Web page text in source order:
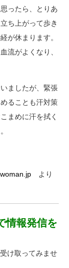
ったら、とりあ
ち上がって歩き
が休まります。
流がよくなり、
ましたが、緊張
ることも汗対策
まめに汗を拭く
より
情報発信を
け取ってみませ